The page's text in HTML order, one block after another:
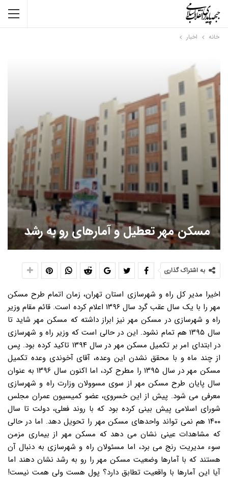
خانه اخبار
مسکن مهر تعطیل و آمارهای رو به رشد
به اشتراک گذاری
اخیرا مدیر کل راه و شهرسازی استان تهران، زمان اتمام طرح مسکن
مهر را با یک سال عقب گرد سال ۱۳۹۶ اعلام کرده است. قائم مقام وزیر
راه و شهرسازی در مسکن مهر نیز ابراز داشته که مسکن مهر شاید تا
سال ۱۳۹۵ هم تمام نشود. این در حالی است که وزیر راه و شهرسازی
در ابتدای امر بر تکمیل مسکن مهر در سال ۱۳۹۴ تاکید کرده بود. پس
از چند ماه و با محقق نشدن این وعده، آقای آخوندی وعده تکمیل
مسکن مهر در سال ۱۳۹۵ را مطرح کرد، اما اکنون سال ۱۳۹۶ به عنوان
سال پایان طرح مسکن مهر از سوی مسوولان وزارت راه و شهرسازی
معرفی می شود. پیش از این خسروی، عضو کمیسیون عمران مجلس
شورای اسلامی پیش بینی کرده بود که با روند فعلی، دولت تا سال
۱۴۰۰ هم نمی تواند واحدهای مسکن مهر را تحویل دهد. اما در حالی
که مشاهدات عینی نشان می دهد که مسکن مهر از بیماری مزمن
سوء مدیریت رنج می برد، اما مسئولان راه و شهرسازی به دنبال آن
هستند که با آمارها وضعیت مسکن مهر را رو به رشد نشان دهند اما
آیا این آمارها با واقعیت تطابق دارد؟ پول هست ولی همت نیست!